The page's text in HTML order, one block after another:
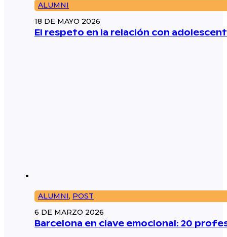
ALUMNI
18 DE MAYO 2026
El respeto en la relación con
ALUMNI, POST
6 DE MARZO 2026
Barcelona en clave emocional: 20